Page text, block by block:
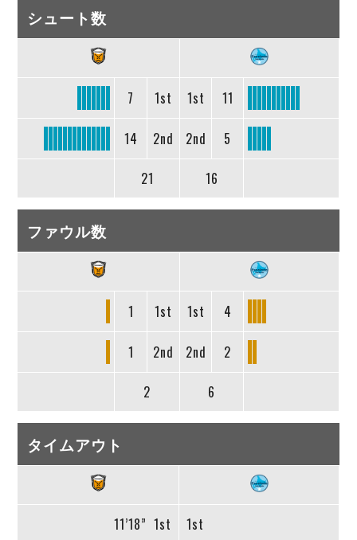
シュート数
7 1st 1st 11
14 2nd 2nd 5
21 16
ファウル数
1 1st 1st 4
1 2nd 2nd 2
2 6
タイムアウト
11’18” 1st 1st